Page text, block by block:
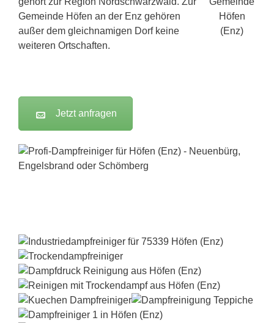
Gemeinde Höfen an der Enz gehören
außer dem gleichnamigen Dorf keine
weiteren Ortschaften.
Jetzt anfragen